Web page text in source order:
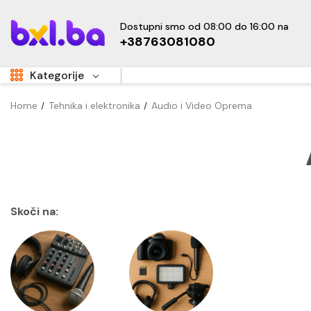
Dostupni smo od 08:00 do 16:00 na
+38763081080
Kategorije
Kućanski uređaji
Sve za djecu
Tehnika i elektronika
Home Tehnika i elektronika Audio i Video Oprema
Skoči na: